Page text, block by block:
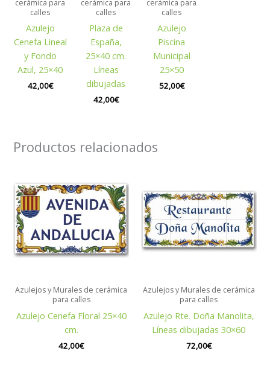
cerámica para
calles
Azulejo
Cenefa Lineal
y Fondo
Azul, 25×40
42,00€
cerámica para
calles
Plaza de
España,
25×40 cm.
Líneas
dibujadas
42,00€
cerámica para
calles
Azulejo
Piscina
Municipal
25×50
52,00€
Productos relacionados
Azulejos y Murales de cerámica
para calles
Azulejo Cenefa Floral 25×40
cm.
42,00€
Azulejos y Murales de cerámica
para calles
Azulejo Rte. Doña Manolita,
Líneas dibujadas 30×60
72,00€